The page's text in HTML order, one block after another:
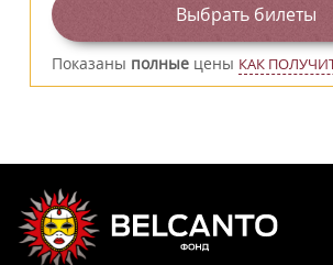
Выбрать билеты
Показаны полные цены КАК